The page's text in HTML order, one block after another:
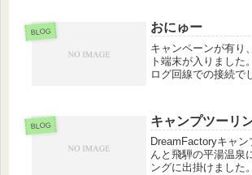
す。右側のアルミ製
ついていてエアー充
ムー...
BLOG おにゅー
キャンペーンが有り
ト端末が入りました
ログ回線での接続で
払いのお客様が増え
間短縮してお待たせ
来...
BLOG キャンプツーリ
DreamFactoryキャン
んと飛騨の平湯温泉
ングに出掛けました